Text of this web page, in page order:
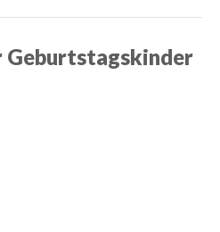
Geburtstagskinder